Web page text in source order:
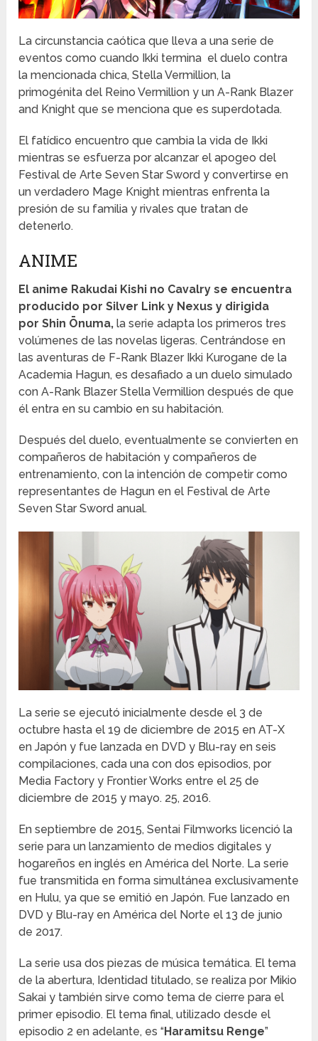
La circunstancia caótica que lleva a una serie de
eventos como cuando Ikki termina el duelo contra
la mencionada chica, Stella Vermillion, la
primogénita del Reino Vermillion y un A-Rank Blazer
and Knight que se menciona que es superdotada.
El fatídico encuentro que cambia la vida de Ikki
mientras se esfuerza por alcanzar el apogeo del
Festival de Arte Seven Star Sword y convertirse en
un verdadero Mage Knight mientras enfrenta la
presión de su familia y rivales que tratan de
detenerlo.
ANIME
El anime Rakudai Kishi no Cavalry se encuentra
producido por Silver Link y Nexus y dirigida
por Shin Ōnuma, la serie adapta los primeros tres
volúmenes de las novelas ligeras. Centrándose en
las aventuras de F-Rank Blazer Ikki Kurogane de la
Academia Hagun, es desafiado a un duelo simulado
con A-Rank Blazer Stella Vermillion después de que
él entra en su cambio en su habitación.
Después del duelo, eventualmente se convierten en
compañeros de habitación y compañeros de
entrenamiento, con la intención de competir como
representantes de Hagun en el Festival de Arte
Seven Star Sword anual.
La serie se ejecutó inicialmente desde el 3 de
octubre hasta el 19 de diciembre de 2015 en AT-X
en Japón y fue lanzada en DVD y Blu-ray en seis
compilaciones, cada una con dos episodios, por
Media Factory y Frontier Works entre el 25 de
diciembre de 2015 y mayo. 25, 2016.
En septiembre de 2015, Sentai Filmworks licenció la
serie para un lanzamiento de medios digitales y
hogareños en inglés en América del Norte. La serie
fue transmitida en forma simultánea exclusivamente
en Hulu, ya que se emitió en Japón. Fue lanzado en
DVD y Blu-ray en América del Norte el 13 de junio
de 2017.
La serie usa dos piezas de música temática. El tema
de la abertura, Identidad titulado, se realiza por Mikio
Sakai y también sirve como tema de cierre para el
primer episodio. El tema final, utilizado desde el
episodio 2 en adelante, es “Haramitsu Renge”